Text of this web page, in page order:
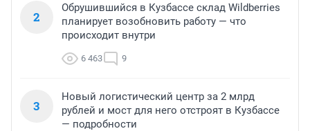
2
Обрушившийся в Кузбассе склад Wildberries
планирует возобновить работу — что
происходит внутри
6 463 9
3
Новый логистический центр за 2 млрд
рублей и мост для него отстроят в Кузбассе
— подробности